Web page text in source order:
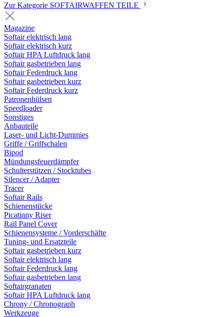
Zur Kategorie SOFTAIRWAFFEN TEILE
Magazine
Softair elektrisch lang
Softair elektrisch kurz
Softair HPA Luftdruck lang
Softair gasbetrieben lang
Softair Federdruck lang
Softair gasbetrieben kurz
Softair Federdruck kurz
Patronenhülsen
Speedloader
Sonstiges
Anbauteile
Laser- und Licht-Dummies
Griffe / Griffschalen
Bipod
Mündungsfeuerdämpfer
Schulterstützen / Stocktubes
Silencer / Adapter
Tracer
Softair Rails
Schienenstücke
Picatinny Riser
Rail Panel Cover
Schienensysteme / Vorderschäfte
Tuning- und Ersatzteile
Softair gasbetrieben kurz
Softair elektrisch lang
Softair Federdruck lang
Softair gasbetrieben lang
Softairgranaten
Softair HPA Luftdruck lang
Chrony / Chronograph
Werkzeuge